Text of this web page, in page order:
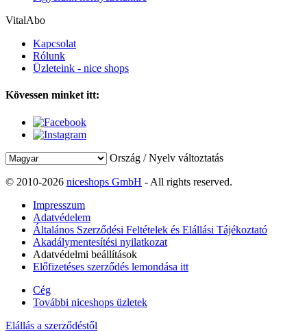
VitalAbo
Kapcsolat
Rólunk
Üzleteink - nice shops
Kövessen minket itt:
Ország / Nyelv változtatás
© 2010-2026 niceshops GmbH - All rights reserved.
Impresszum
Adatvédelem
Általános Szerződési Feltételek és Elállási Tájékoztató
Akadálymentesítési nyilatkozat
Adatvédelmi beállítások
Előfizetéses szerződés lemondása itt
Cég
További niceshops üzletek
Elállás a szerződéstől